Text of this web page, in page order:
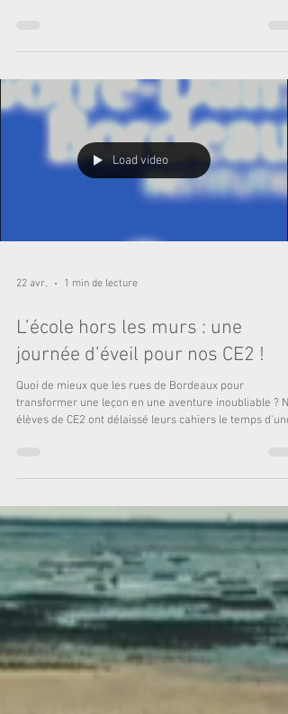
c'était une véritable immersion dans l'évolution de
belle cité. Nos apprentis urbanistes ont dû réfléchir,
assembler et imaginer : Comment s'organise une ville ?
Quelle place pour la nature et les habitants ? Quels
matériaux pour bâtir demain ? Voir nos élèv
22 avr. 1 min de lecture
L’école hors les murs : une
journée d’éveil pour nos CE2 !
programme de cette escapade : culture & curiosité :
escale inspirante à la librairie Géolibri au cœur de
Darwin. Parce que le goût de la lecture commence par
découverte de lieux uniques ! éveil des sens : une halte
gourmande à la chocolaterie. Entre effluves d